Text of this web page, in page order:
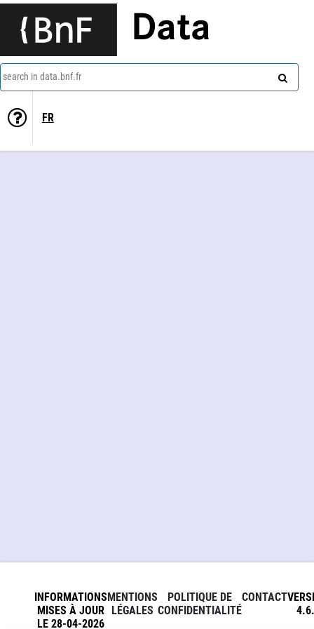
Data
search in data.bnf.fr
FR
INFORMATIONS
MISES À JOUR
LE 28-04-2026
MENTIONS
LÉGALES
POLITIQUE DE
CONFIDENTIALITÉ
CONTACT